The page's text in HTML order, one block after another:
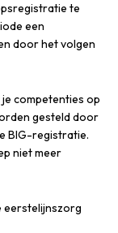
te
een
door het volgen
competenties op
gesteld door
BIG-registratie.
niet meer
eerstelijnszorg